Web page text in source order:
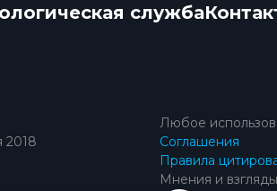
служба
2018
Любое
Соглашения
Правила
Мнения и